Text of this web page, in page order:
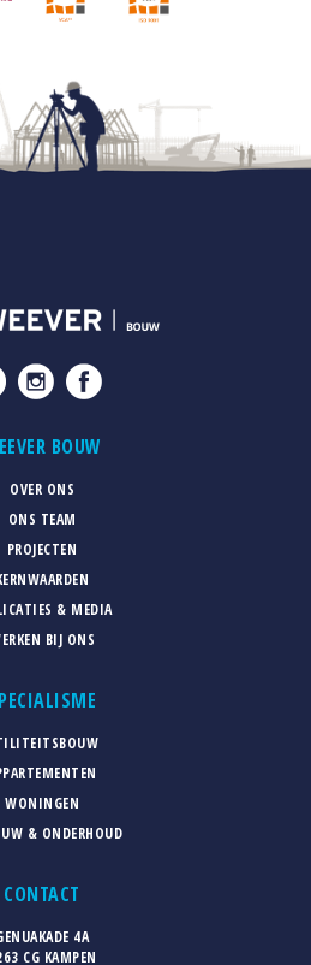
BOUW
OVER ONS
ONS TEAM
PROJECTEN
& MEDIA
BIJ ONS
WONINGEN
& ONDERHOUD
CONTACT
4A
CG KAMPEN